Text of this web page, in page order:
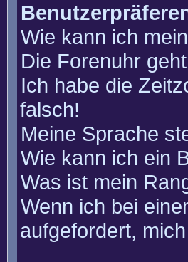
Wie kann ich
Die Forenuhr
Ich habe die
falsch!
Meine Sprache
Wie kann ich ein
Was ist mein
Wenn ich bei
aufgefordert,